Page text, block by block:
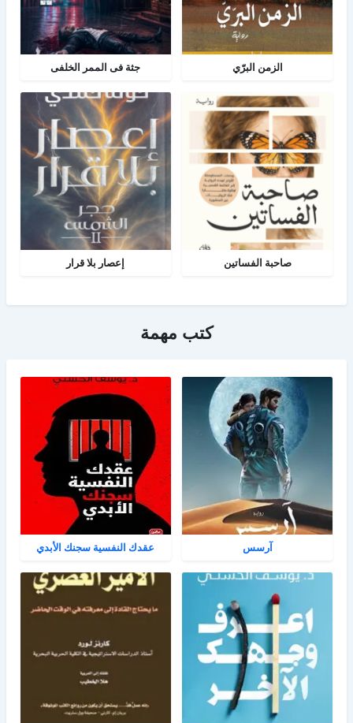
الزمن البرّي جثة فى الممر الخلفى
صاحبة الفساتين إعصار بلا قرار
كتب مهمة
آرسس عقدك النفسية سجنك الأبدي